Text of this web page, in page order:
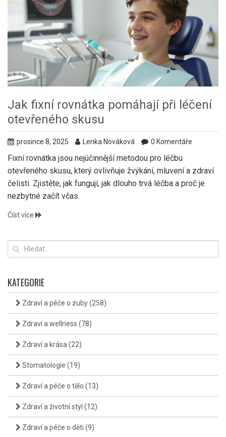
Jak fixní rovnátka pomáhají při léčení
otevřeného skusu
prosince 8, 2025 Lenka Nováková 0 Komentáře
Fixní rovnátka jsou nejúčinnější metodou pro léčbu
otevřeného skusu, který ovlivňuje žvýkání, mluvení a zdraví
čelisti. Zjistěte, jak fungují, jak dlouho trvá léčba a proč je
nezbytné začít včas.
Číst více
KATEGORIE
Zdraví a péče o zuby(258)
Zdraví a wellness (78)
Zdraví a krása (22)
Stomatologie (19)
Zdraví a péče o tělo (13)
Zdraví a životní styl (12)
Zdraví a péče o děti (9)